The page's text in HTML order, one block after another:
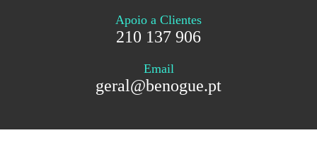
Apoio a Clientes
210 137 906
Email
geral@benogue.pt